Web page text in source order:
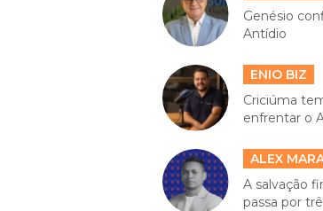
Genésio
Antídio
ENIO BIZ
Criciúma
enfrentar o
ALEX
A salvação
passa por